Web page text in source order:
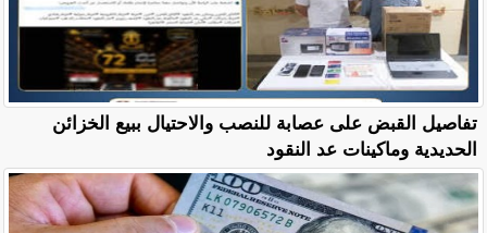
تفاصيل القبض على عصابة للنصب والاحتيال ببيع الخزائن
الحديدية وماكينات عد النقود